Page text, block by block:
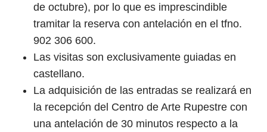
de octubre), por lo que es imprescindible
tramitar la reserva con antelación en el tfno.
902 306 600.
Las visitas son exclusivamente guiadas en
castellano.
La adquisición de las entradas se realizará en
la recepción del Centro de Arte Rupestre con
una antelación de 30 minutos respecto a la